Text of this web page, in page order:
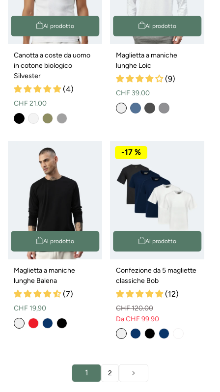
Al prodotto
Canotta a coste da uomo
in cotone biologico
Silvester
(4)
Prezzo
normale
CHF 21.00
Variante
esaurita
Al prodotto
Maglietta a maniche
lunghe Loic
(9)
Prezzo
normale
CHF 39.00
Variante
esaurita
Variante
esaurita
Variante
esaurita
Al prodotto
Maglietta a maniche
lunghe Balena
(7)
Prezzo
normale
CHF 19,90
Al prodotto
-17 %
Confezione da 5 magliette
classiche Bob
(12)
Prezzo
normale
CHF 120.00
Prezzo
di
Da CHF 99.90
1 2